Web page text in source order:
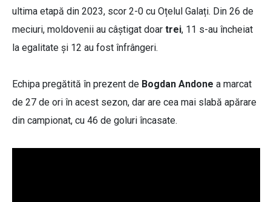
ultima etapă din 2023, scor 2-0 cu Oțelul Galați. Din 26 de
meciuri, moldovenii au câștigat doar trei, 11 s-au încheiat
la egalitate și 12 au fost înfrângeri.
Echipa pregătită în prezent de Bogdan Andone a marcat
de 27 de ori în acest sezon, dar are cea mai slabă apărare
din campionat, cu 46 de goluri încasate.